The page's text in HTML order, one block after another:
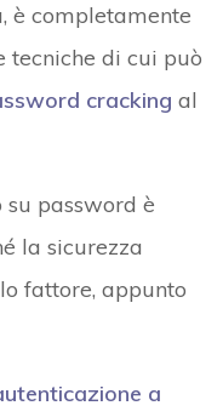
è completamente
tecniche di cui può
cracking al
su password è
la sicurezza
fattore, appunto
a